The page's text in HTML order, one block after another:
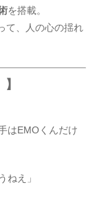
を搭載。
て、人の心の揺れ
はEMOくんだけ
ねえ」